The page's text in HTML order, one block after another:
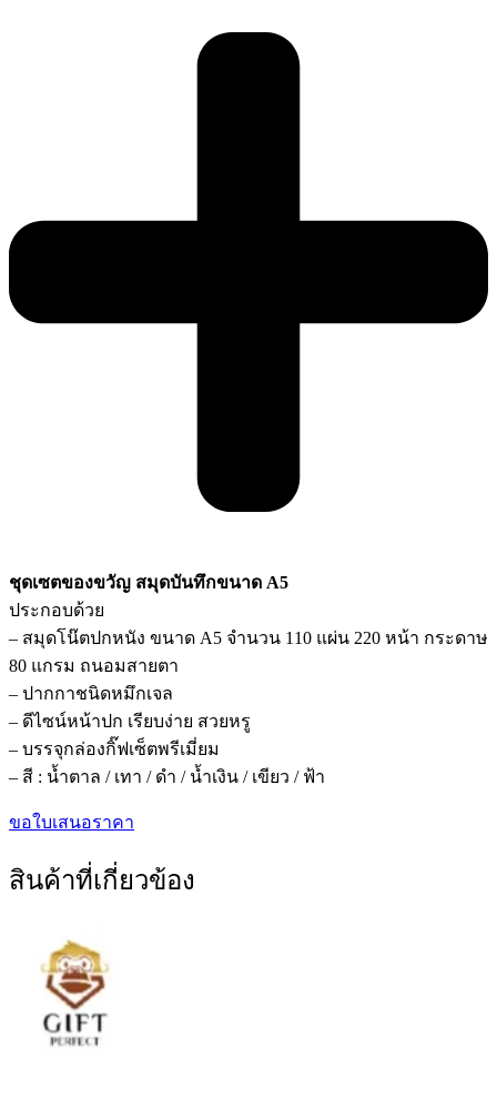
ชุดเซตของขวัญ สมุดบันทึกขนาด A5
ประกอบด้วย
– สมุดโน๊ตปกหนัง ขนาด A5 จำนวน 110 แผ่น 220 หน้า กระดาษ
80 แกรม ถนอมสายตา
– ปากกาชนิดหมึกเจล
– ดีไซน์หน้าปก เรียบง่าย สวยหรู
– บรรจุกล่องกิ๊ฟเซ็ตพรีเมี่ยม
– สี : น้ำตาล / เทา / ดำ / น้ำเงิน / เขียว / ฟ้า
ขอใบเสนอราคา
สินค้าที่เกี่ยวข้อง